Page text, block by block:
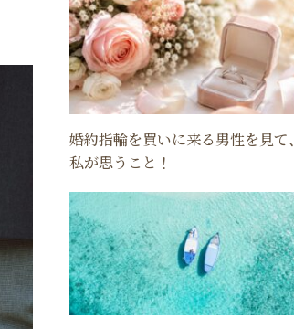
婚約指輪を買いに来る男性を見て、
私が思うこと！